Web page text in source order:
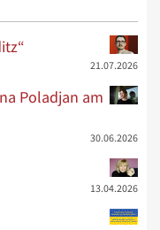
21.07.2026
Poladjan am
30.06.2026
13.04.2026